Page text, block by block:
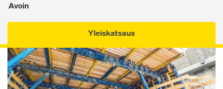
Avoin
Yleiskatsaus